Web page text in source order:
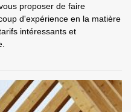
proposer de faire
d'expérience en la matière
intéressants et